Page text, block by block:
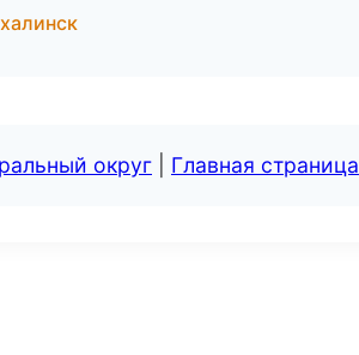
округ Главная страница